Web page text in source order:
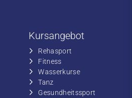
Kursangebot
​Rehasport
​​Fitness
​​Wasserkurse
​​Tanz
​Gesundheitssport